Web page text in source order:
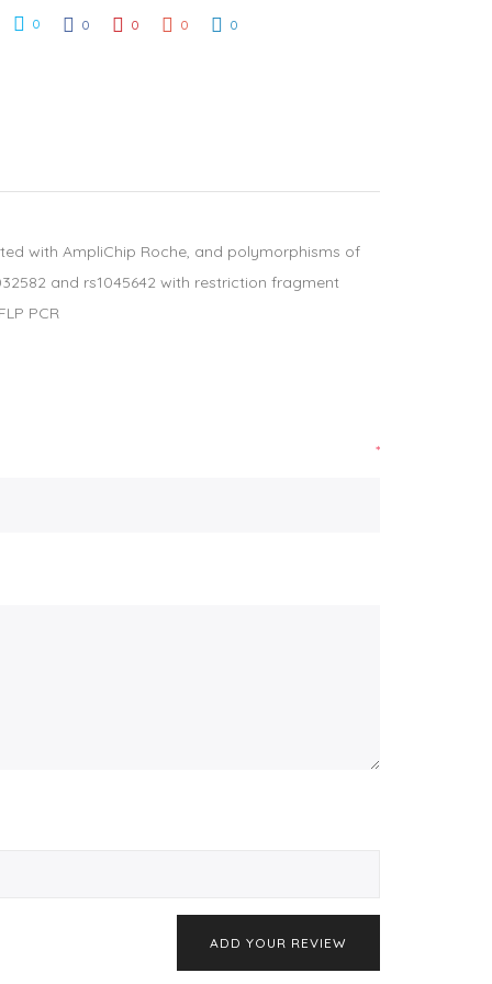
0 0 0 0 0
with AmpliChip Roche, and polymorphisms of
and rs1045642 with restriction fragment
PCR
*